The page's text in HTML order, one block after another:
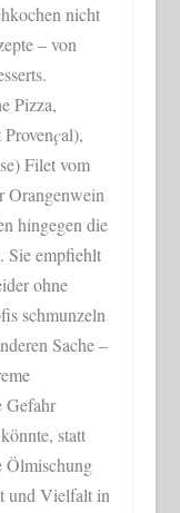
nicht
– von
Pizza,
çal),
Filet vom
Orangenwein
hingegen die
Sie empfiehlt
ohne
schmunzeln
Sache –
Gefahr
statt
Ölmischung
und Vielfalt in